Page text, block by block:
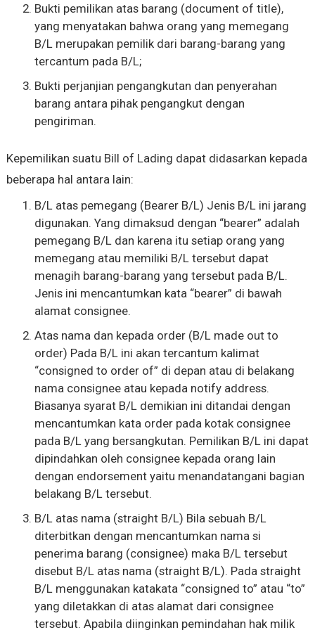
Bukti pemilikan atas barang (document of title),
yang menyatakan bahwa orang yang memegang
B/L merupakan pemilik dari barang-barang yang
tercantum pada B/L;
Bukti perjanjian pengangkutan dan penyerahan
barang antara pihak pengangkut dengan
pengiriman.
Kepemilikan suatu Bill of Lading dapat didasarkan kepada
beberapa hal antara lain:
B/L atas pemegang (Bearer B/L) Jenis B/L ini jarang
digunakan. Yang dimaksud dengan “bearer” adalah
pemegang B/L dan karena itu setiap orang yang
memegang atau memiliki B/L tersebut dapat
menagih barang-barang yang tersebut pada B/L.
Jenis ini mencantumkan kata “bearer” di bawah
alamat consignee.
Atas nama dan kepada order (B/L made out to
order) Pada B/L ini akan tercantum kalimat
“consigned to order of” di depan atau di belakang
nama consignee atau kepada notify address.
Biasanya syarat B/L demikian ini ditandai dengan
mencantumkan kata order pada kotak consignee
pada B/L yang bersangkutan. Pemilikan B/L ini dapat
dipindahkan oleh consignee kepada orang lain
dengan endorsement yaitu menandatangani bagian
belakang B/L tersebut.
B/L atas nama (straight B/L) Bila sebuah B/L
diterbitkan dengan mencantumkan nama si
penerima barang (consignee) maka B/L tersebut
disebut B/L atas nama (straight B/L). Pada straight
B/L menggunakan katakata “consigned to” atau “to”
yang diletakkan di atas alamat dari consignee
tersebut. Apabila diinginkan pemindahan hak milik